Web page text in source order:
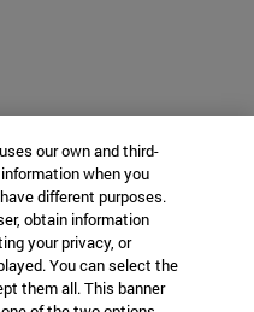
our own and third-
when you
different purposes.
obtain information
your privacy, or
You can select the
them all. This banner